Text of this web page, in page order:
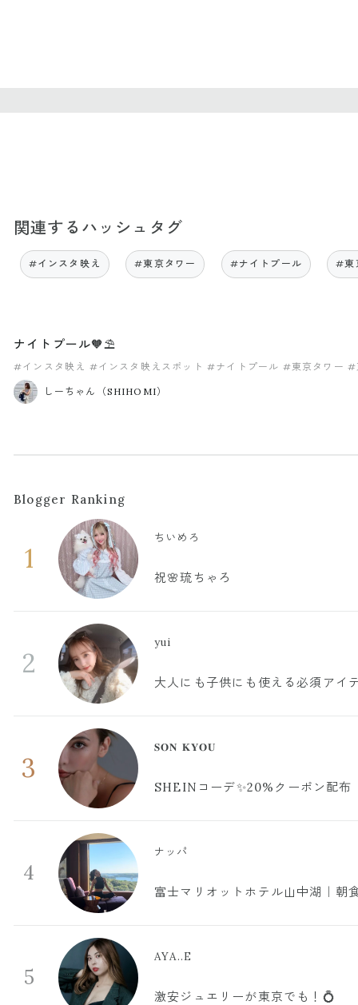
関連するハッシュタグ
#インスタ映え #東京タワー #ナイトプール #東
ナイトプール🧡⛱
#インスタ映え #インスタ映えスポット #ナイトプール #東京タワー #
しーちゃん（SHIHOMI）
Blogger Ranking
1
ちいめろ
祝🌸琉ちゃろ
2
yui
大人にも子供にも使える必須アイ
3
𝐒𝐎𝐍 𝐊𝐘𝐎𝐔
SHEINコーデ✨20%クーポン配布
4
ナッパ
富士マリオットホテル山中湖｜朝
5
AYA..E
激安ジュエリーが東京でも！💍